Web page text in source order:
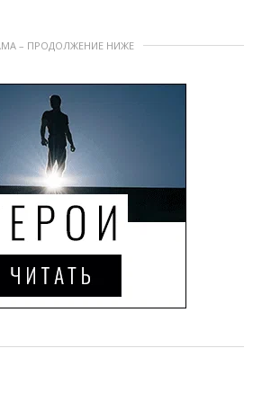
– ПРОДОЛЖЕНИЕ НИЖЕ